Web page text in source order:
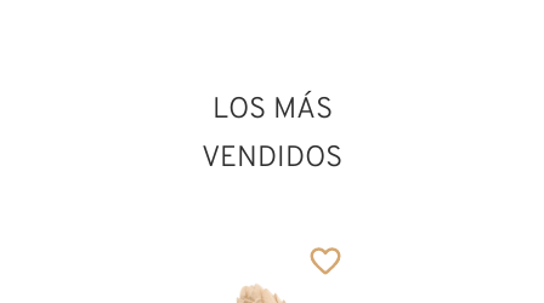
San Erardo
Añadido al carrito
LOS MÁS
VENDIDOS